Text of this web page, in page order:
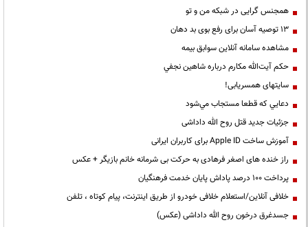
همجنس گرایی در شبکه من و تو
13 توصیه آسان برای رفع بوی بد دهان
مشاهده سامانه آنلاين سوابق بیمه
حكم آيت‌الله مكارم درباره شاهين نجفي
سایتهای همسریابی!
دعايي كه قطعا مستجاب مي‌شود
جزئیات جدید قتل روح الله داداشی
آموزش ساخت Apple ID برای کاربران ایرانی
راز خنده های اصغر فرهادی به حرکت بی شرمانه خانم بازیگر + عکس
پرداخت ۱۰۰ درصد پاداش پایان خدمت فرهنگیان
خلافی آنلاین/استعلام خلافی خودرو از طریق اینترنت، پیام کوتاه ، تلفن
جسدغرق درخون روح الله داداشی (عکس)